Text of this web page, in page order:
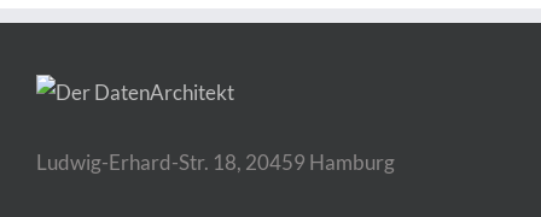
Ludwig-Erhard-Str. 18, 20459 Hamburg